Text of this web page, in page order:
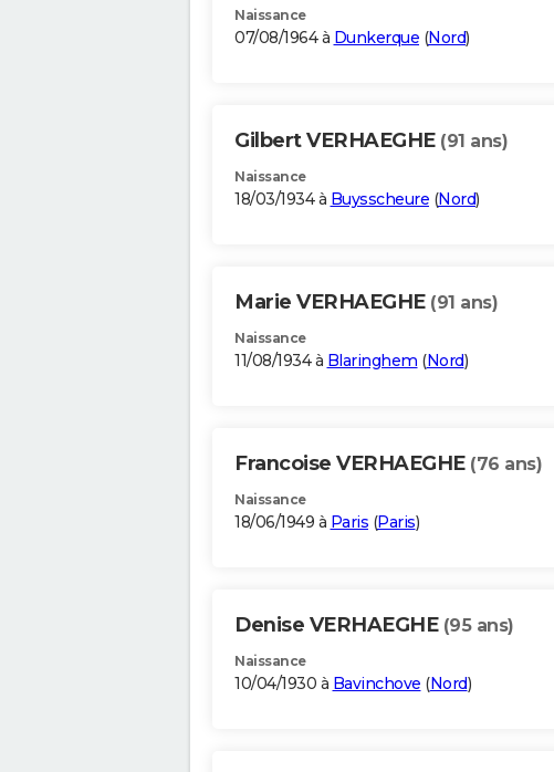
Naissance
07/08/1964 à Dunkerque (Nord)
Gilbert VERHAEGHE (91 ans)
Naissance
18/03/1934 à Buysscheure (Nord)
Marie VERHAEGHE (91 ans)
Naissance
11/08/1934 à Blaringhem (Nord)
Francoise VERHAEGHE (76 ans)
Naissance
18/06/1949 à Paris (Paris)
Denise VERHAEGHE (95 ans)
Naissance
10/04/1930 à Bavinchove (Nord)